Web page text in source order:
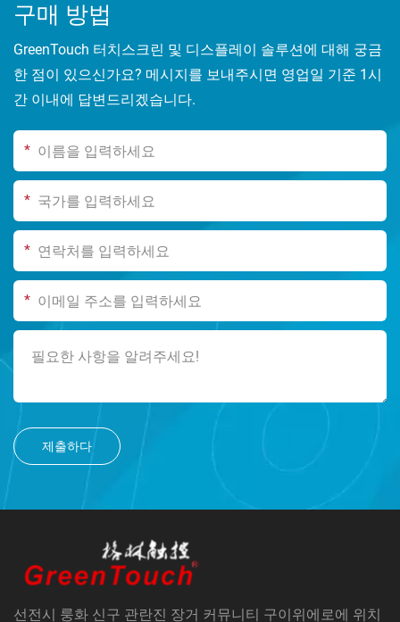
구매 방법
GreenTouch 터치스크린 및 디스플레이 솔루션에 대해 궁금
한 점이 있으신가요? 메시지를 보내주시면 영업일 기준 1시
간 이내에 답변드리겠습니다.
*
*
*
*
제출하다
선전시 룽화 신구 관란진 장거 커뮤니티 구이위에로에 위치